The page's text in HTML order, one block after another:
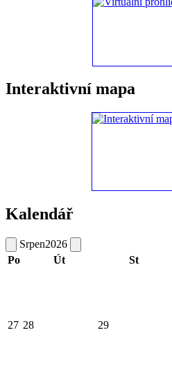
Interaktivní mapa
Kalendář
Srpen2026
Po
Út St
27 28 29